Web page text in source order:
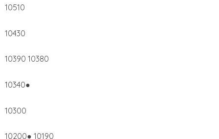
10510
10430
10390 10380
10340●
10300
10200● 10190